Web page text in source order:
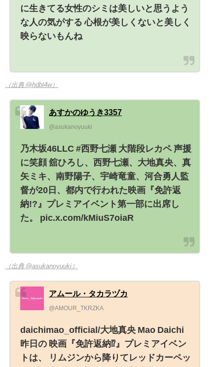
に生きてる女性のシミは美しいと思うよう
な人の気がする 心根が美しくないと美しく
映らないもんね
（出典 @hdbl4w）
あすかのゆうき3357
@asukanoyuuki
乃木坂46LLC #西野七瀬 大階段レカペ 声援
に笑顔 舘ひろし、西野七瀬、大地真央、真
矢ミキ、南野陽子、宇崎竜童、河合勇人監
督が20日、都内で行われた映画『免許返
納!?』プレミアイベント第一部に出席し
た。 pic.x.com/kMiuS7oiaR
（出典 @asukanoyuuki）
アムール・タカラヅカ
@AMOUR_TKRZKA
daichimao_official/大地真央 Mao Daichi
昨日の 映画『免許返納⁉︎』プレミアイベン
トは、 リムジンから降りてレッドカーペッ